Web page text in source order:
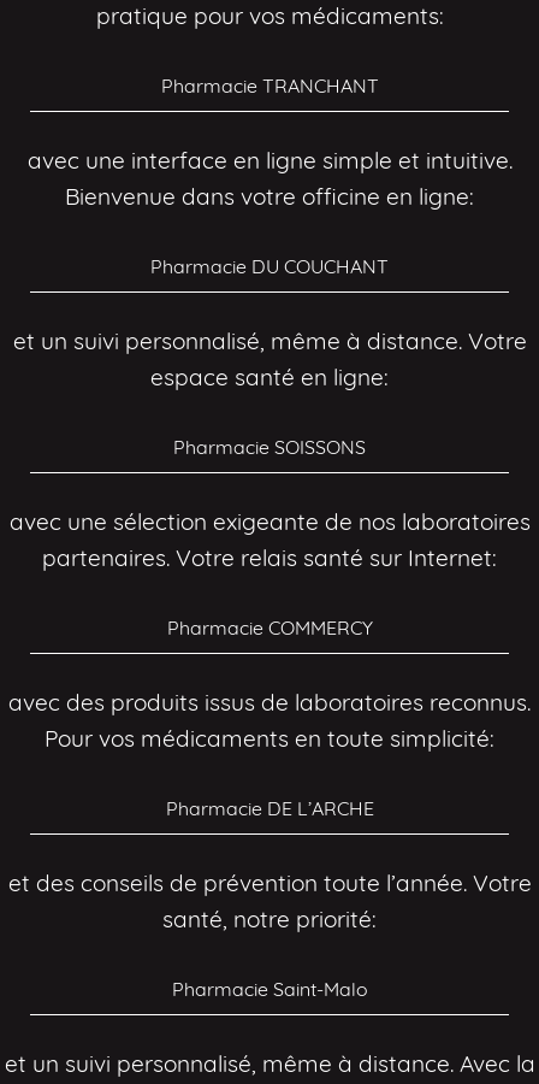
pratique pour vos médicaments:
Pharmacie TRANCHANT
avec une interface en ligne simple et intuitive.
Bienvenue dans votre officine en ligne:
Pharmacie DU COUCHANT
et un suivi personnalisé, même à distance. Votre
espace santé en ligne:
Pharmacie SOISSONS
avec une sélection exigeante de nos laboratoires
partenaires. Votre relais santé sur Internet:
Pharmacie COMMERCY
avec des produits issus de laboratoires reconnus.
Pour vos médicaments en toute simplicité:
Pharmacie DE L’ARCHE
et des conseils de prévention toute l’année. Votre
santé, notre priorité:
Pharmacie Saint-Malo
et un suivi personnalisé, même à distance. Avec la